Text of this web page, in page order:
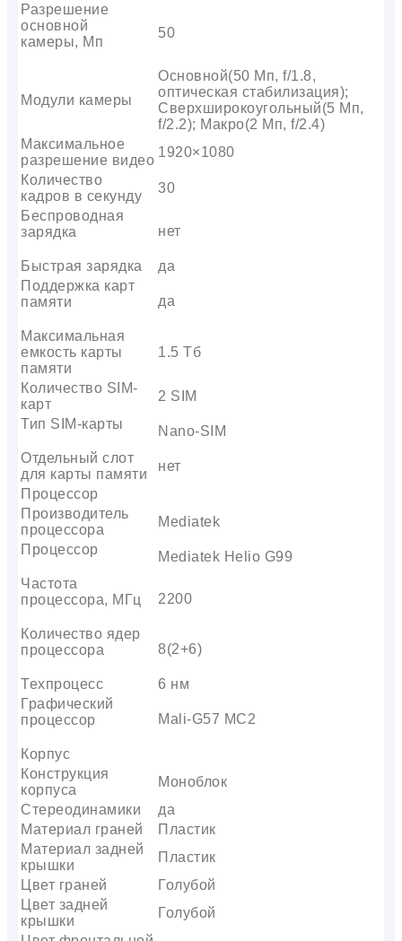
Разрешение
основной
камеры, Мп
50
Модули камеры
Основной(50 Мп, f/1.8,
оптическая стабилизация);
Сверхширокоугольный(5 Мп,
f/2.2); Макро(2 Мп, f/2.4)
Максимальное
разрешение видео
1920×1080
Количество
кадров в секунду
30
Беспроводная
зарядка
нет
Быстрая зарядка
да
Поддержка карт
памяти
да
Максимальная
емкость карты
памяти
1.5 Тб
Количество SIM-
карт
2 SIM
Тип SIM-карты
Nano-SIM
Отдельный слот
для карты памяти
нет
Процессор
Производитель
процессора
Mediatek
Процессор
Mediatek Helio G99
Частота
процессора, МГц
2200
Количество ядер
процессора
8(2+6)
Техпроцесс
6 нм
Графический
процессор
Mali-G57 MC2
Корпус
Конструкция
корпуса
Моноблок
Стереодинамики
да
Материал граней
Пластик
Материал задней
крышки
Пластик
Цвет граней
Голубой
Цвет задней
крышки
Голубой